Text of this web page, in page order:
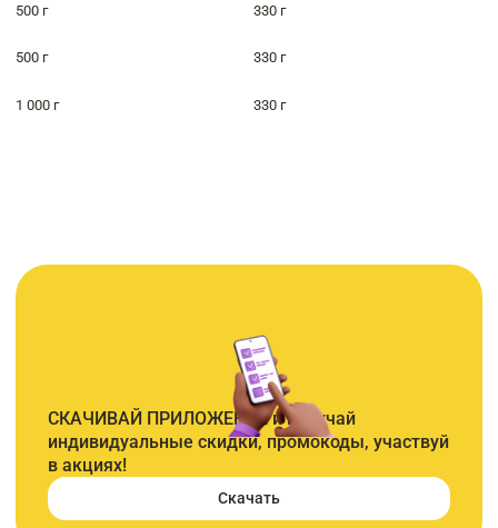
500 г 330 г
500 г 330 г
1 000 г 330 г
СКАЧИВАЙ ПРИЛОЖЕНИЕ и получай
индивидуальные скидки, промокоды, участвуй
в акциях!
Скачать